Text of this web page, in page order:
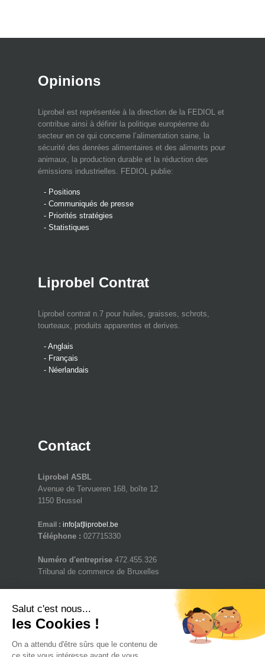
Opinions
Liprobel est représentée à la direction de la FEDIOL et
contribue ainsi à définir la politique européenne du
secteur en ce qui concerne l’alimentation saine, la
sécurité des denrées alimentaires et des aliments pour
animaux, la production durable et la réduction des
émissions industrielles. FEDIOL publie:
- Positions
- Communiqués de presse
- Priorités stratégies
- Statistiques
Liprobel Contrat
Liprobel contrat n.7 pour huiles, graisses, schrots,
tourteaux, produits apparentes et derives.
- Anglais
- Français
- Néerlandais
Contact
Liprobel ASBL
Avenue de Tervueren 168, boîte 12
1150 Brussel
Email : info[at]liprobel.be
Téléphone : 027715330
Numéro d'entreprise 472.455.326
Tribunal de commerce de Bruxelles